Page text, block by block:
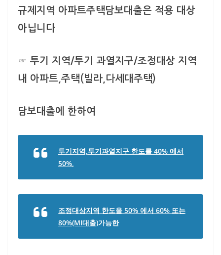
규제지역 아파트주택담보대출은 적용 대상
아닙니다
☞ 투기 지역/투기 과열지구/조정대상 지역
내 아파트,주택(빌라,다세대주택)
담보대출에 한하여
투기지역,투기과열지구 한도를 40% 에서
50%,
조정대상지역 한도을 50% 에서 60% 또는
80%(MI대출)가능한